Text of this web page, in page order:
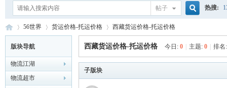
帖子 热搜:
物 »
56世界
›
货运价格-托运价格 西藏货运价格-托运价格
版块导航
物流江湖
物流超市
西藏货运价格-托运价格 今日: 0 主题: 0 排
子版块